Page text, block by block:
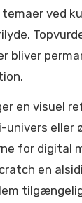
ved
bliver
en visuel
univers eller
for digital
en